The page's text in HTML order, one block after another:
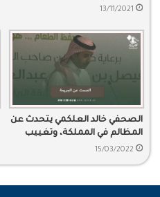
يكشف بالأدلة فضائح بعض
13/11/2021
الصحفي خالد العلكمي يتحدث عن
المظالم في المملكة، وتغييب
العدالة في ظل الاستبداد
15/03/2022